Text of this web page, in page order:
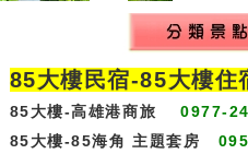
85大樓民宿-85大樓住
85大樓-高雄港商旅
0977-
85大樓-85海角 主題套房